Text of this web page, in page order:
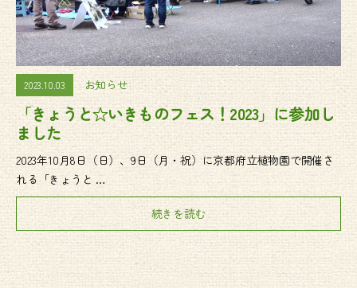
2023.10.03 お知らせ
「きょうと☆いきものフェス！2023」に参加し
ました
2023年10月8日（日）、9日（月・祝）に京都府立植物園で開催さ
れる「きょうと …
続きを読む